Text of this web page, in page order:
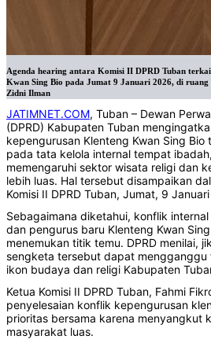
Agenda hearing antara Komisi II DPRD Tuban
Kwan Sing Bio pada Jumat 9 Januari 2026, di
Zidni Ilman
JATIMNET.COM, Tuban – Dewan
(DPRD) Kabupaten Tuban
kepengurusan Klenteng Kwan Sing
pada tata kelola internal tempat
memengaruhi sektor wisata religi dan
lebih luas. Hal tersebut disampaikan
Komisi II DPRD Tuban, Jumat, 9
Sebagaimana diketahui, konflik
dan pengurus baru Klenteng Kwan
menemukan titik temu. DPRD menilai,
sengketa tersebut dapat
ikon budaya dan religi Kabupaten
Ketua Komisi II DPRD Tuban, Fahmi
penyelesaian konflik kepengurusan
prioritas bersama karena menyangkut
masyarakat luas.